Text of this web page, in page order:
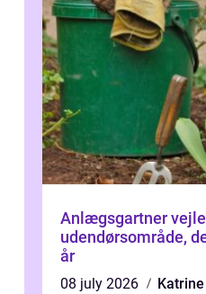
Anlægsgartner vejle sådan får du et
udendørsområde,
år
08 july 2026